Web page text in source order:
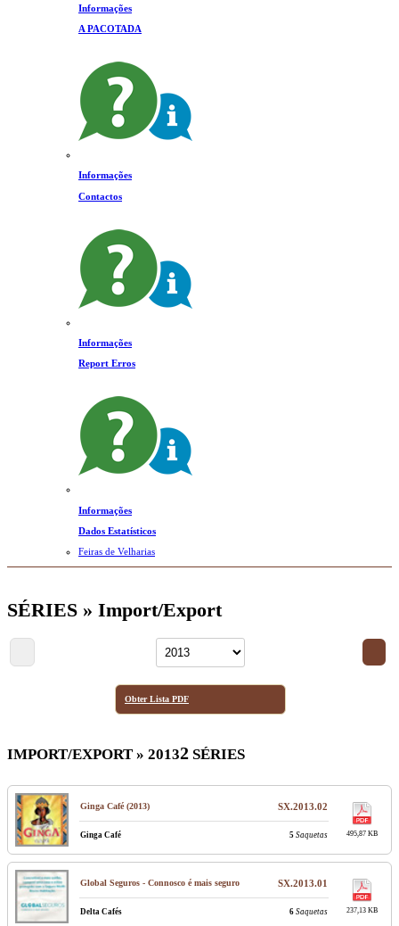
Informações
A PACOTADA
Informações
Contactos
Informações
Report Erros
Informações
Dados Estatísticos
Feiras de Velharias
SÉRIES » Import/Export
Obter Lista PDF
IMPORT/EXPORT » 20132 SÉRIES
Ginga Café (2013) SX.2013.02
495,87 KB
Ginga Café 5 Saquetas
Global Seguros - Connosco é mais seguro SX.2013.01
237,13 KB
Delta Cafés 6 Saquetas